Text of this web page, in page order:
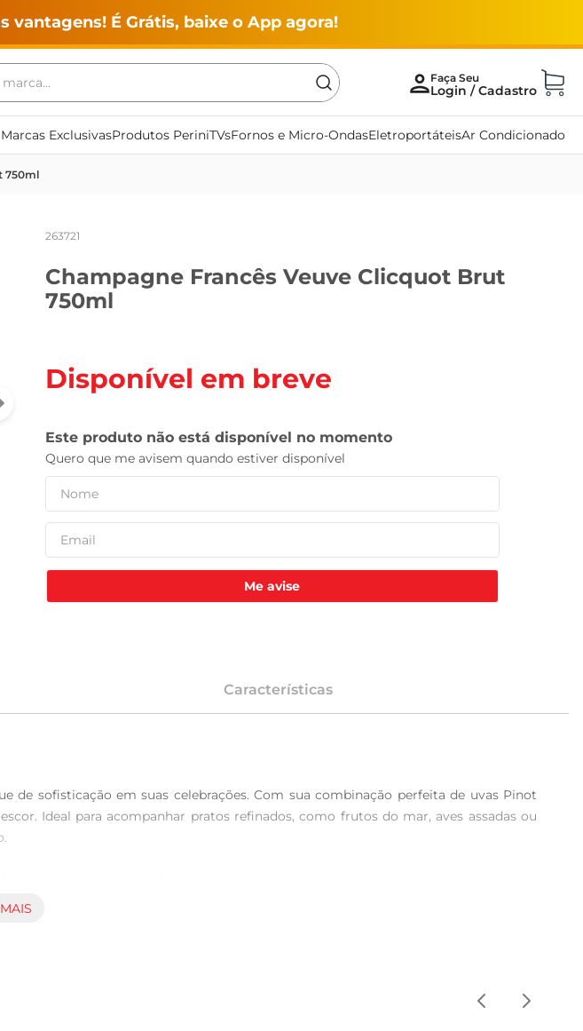
vantagens! É Grátis, baixe o App agora!
marca...
Marcas ExclusivasProdutos PeriniTVsFornos e Micro-OndasEletroportáteisAr Condicionado
750ml
263721
Champagne Francês Veuve Clicquot Brut
750ml
Disponível em breve
Me avise
Características
sofisticação em suas celebrações. Com sua combinação perfeita de uvas Pinot
Ideal para acompanhar pratos refinados, como frutos do mar, aves assadas ou
florais e um toque de especiarias que convidam a um brinde especial. Cada
o Veuve Clicquot Brut é sempre uma adição memorávelà sua mesa.